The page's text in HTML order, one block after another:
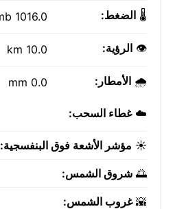
🌡️ الضغط: 1016.0 mb
👁️ الرؤية: 10.0 km
🌧️ الأمطار: 0.0 mm
☁️غطاء السحب:
☀️ مؤشر الأشعة فوق البنفسجية:
🌅 شروق الشمس:
🌇غروب الشمس: